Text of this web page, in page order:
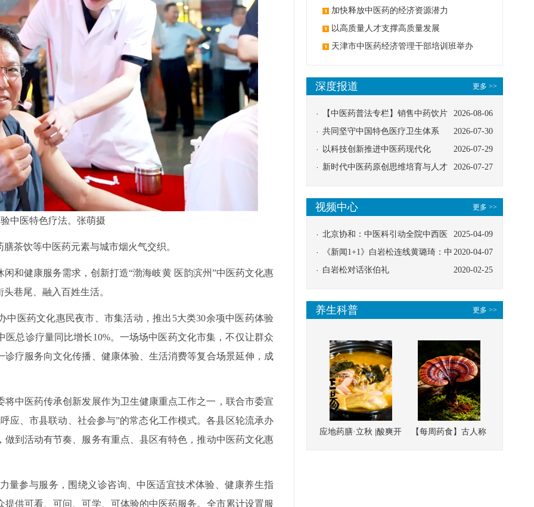
中医特色疗法。张萌摄
茶饮等中医药元素与城市烟火气交织。
和健康服务需求，创新打造“渤海岐黄 医韵滨州”中医药文化惠
巷尾、融入百姓生活。
中医药文化惠民夜市、市集活动，推出5大类30余项中医药体验
总诊疗量同比增长10%。一场场中医药文化市集，不仅让群众
疗服务向文化传播、健康体验、生活消费等复合场景延伸，成
中医药传承创新发展作为卫生健康重点工作之一，联合市委宣
应、市县联动、社会参与”的常态化工作模式。各县区轮流承办
到活动有节奏、服务有重点、县区有特色，推动中医药文化惠
量参与服务，围绕义诊咨询、中医适宜技术体验、健康养生指
供可看、可问、可学、可体验的中医药服务。全市累计设置服
加快释放中医药的经济资源潜力
以高质量人才支撑高质量发展
天津市中医药经济管理干部培训班举办
更多 >>
深度报道
2026-08-06
【中医药普法专栏】销售中药饮片
应告知煎服方法及注意事项
2026-07-30
共同坚守中国特色医疗卫生体系
2026-07-29
以科技创新推进中医药现代化
2026-07-27
新时代中医药原创思维培育与人才
更多 >>
视频中心
2025-04-09
北京协和：中医科引动全院中西医
协同
2020-04-07
《新闻1+1》白岩松连线黄璐琦：中
医救治的临床效果
2020-02-25
白岩松对话张伯礼
更多 >>
养生科普
应地药膳·立秋 |酸爽开
【每周药食】古人称